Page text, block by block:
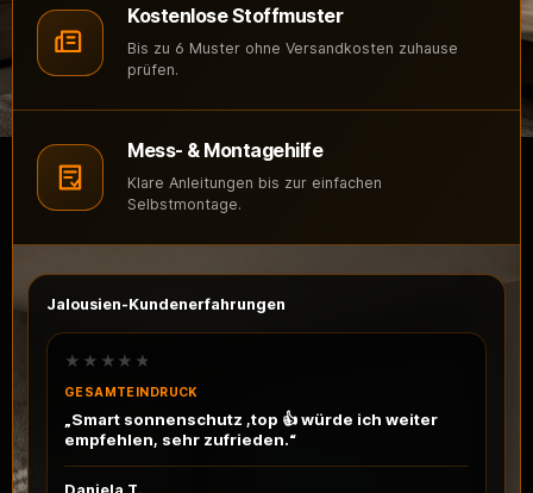
Kostenlose Stoffmuster
Bis zu 6 Muster ohne Versandkosten zuhause
prüfen.
Mess- & Montagehilfe
Klare Anleitungen bis zur einfachen
Selbstmontage.
Jalousien-Kundenerfahrungen
★★★★★
GESAMTEINDRUCK
„Smart sonnenschutz ,top 👍 würde ich weiter
empfehlen, sehr zufrieden.“